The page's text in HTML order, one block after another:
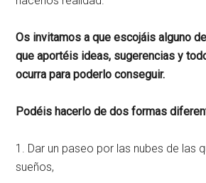
Os invitamos a que escojáis alguno
que aportéis ideas, sugerencias y
ocurra para poderlo conseguir.
Podéis hacerlo de dos formas
1. Dar un paseo por las nubes de las
sueños,